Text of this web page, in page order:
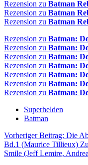
Rezension zu Batman
Rezension zu Batman
Rezension zu Batman
Rezension zu Batman:
Rezension zu Batman:
Rezension zu Batman:
Rezension zu Batman:
Rezension zu Batman:
Rezension zu Batman:
Rezension zu Batman:
Superhelden
Batman
Vorheriger Beitrag: Die
Bd.1 (Maurice Tillieux)
Smile (Jeff Lemire,